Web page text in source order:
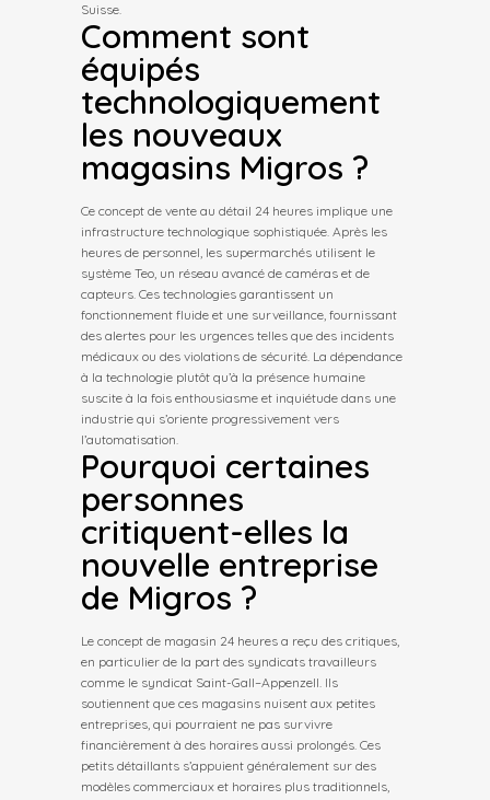
Suisse.
Comment sont
équipés
technologiquement
les nouveaux
magasins Migros ?
Ce concept de vente au détail 24 heures implique une
infrastructure technologique sophistiquée. Après les
heures de personnel, les supermarchés utilisent le
système Teo, un réseau avancé de caméras et de
capteurs. Ces technologies garantissent un
fonctionnement fluide et une surveillance, fournissant
des alertes pour les urgences telles que des incidents
médicaux ou des violations de sécurité. La dépendance
à la technologie plutôt qu’à la présence humaine
suscite à la fois enthousiasme et inquiétude dans une
industrie qui s’oriente progressivement vers
l’automatisation.
Pourquoi certaines
personnes
critiquent-elles la
nouvelle entreprise
de Migros ?
Le concept de magasin 24 heures a reçu des critiques,
en particulier de la part des syndicats travailleurs
comme le syndicat Saint-Gall–Appenzell. Ils
soutiennent que ces magasins nuisent aux petites
entreprises, qui pourraient ne pas survivre
financièrement à des horaires aussi prolongés. Ces
petits détaillants s’appuient généralement sur des
modèles commerciaux et horaires plus traditionnels,